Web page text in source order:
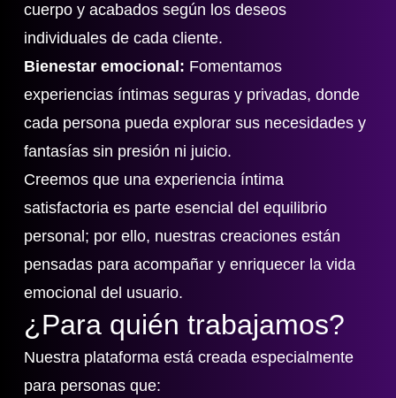
cuerpo y acabados según los deseos
individuales de cada cliente.
Bienestar emocional: Fomentamos
experiencias íntimas seguras y privadas, donde
cada persona pueda explorar sus necesidades y
fantasías sin presión ni juicio.
Creemos que una experiencia íntima
satisfactoria es parte esencial del equilibrio
personal; por ello, nuestras creaciones están
pensadas para acompañar y enriquecer la vida
emocional del usuario.
¿Para quién trabajamos?
Nuestra plataforma está creada especialmente
para personas que: